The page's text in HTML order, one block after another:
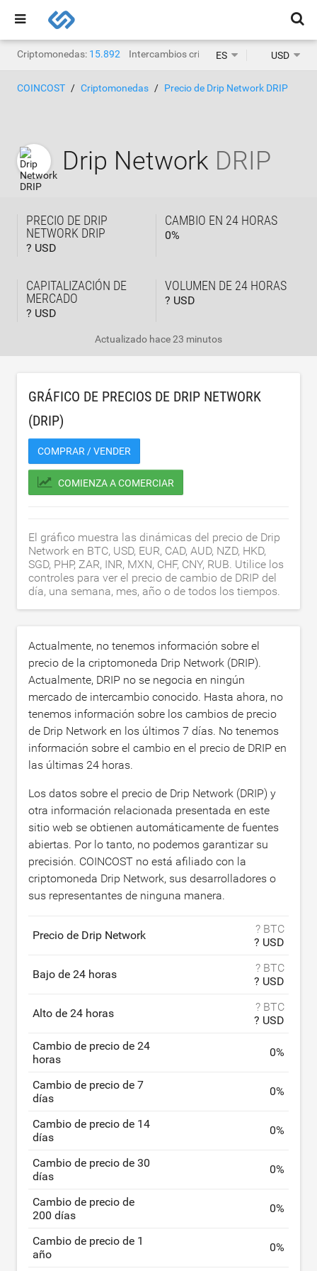
Criptomonedas: 15.892 Intercambios criptográficos: 1468
ES USD
COINCOST Criptomonedas Precio de Drip Network DRIP
Drip Network DRIP
PRECIO DE DRIP
NETWORK DRIP
? USD
CAMBIO EN 24 HORAS
0%
CAPITALIZACIÓN DE
MERCADO
? USD
VOLUMEN DE 24 HORAS
? USD
Actualizado hace 23 minutos
GRÁFICO DE PRECIOS DE DRIP NETWORK
(DRIP)
COMPRAR / VENDER
COMIENZA A COMERCIAR
El gráfico muestra las dinámicas del precio de Drip
Network en BTC, USD, EUR, CAD, AUD, NZD, HKD,
SGD, PHP, ZAR, INR, MXN, CHF, CNY, RUB. Utilice los
controles para ver el precio de cambio de DRIP del
día, una semana, mes, año o de todos los tiempos.
Actualmente, no tenemos información sobre el
precio de la criptomoneda Drip Network (DRIP).
Actualmente, DRIP no se negocia en ningún
mercado de intercambio conocido. Hasta ahora, no
tenemos información sobre los cambios de precio
de Drip Network en los últimos 7 días. No tenemos
información sobre el cambio en el precio de DRIP en
las últimas 24 horas.
Los datos sobre el precio de Drip Network (DRIP) y
otra información relacionada presentada en este
sitio web se obtienen automáticamente de fuentes
abiertas. Por lo tanto, no podemos garantizar su
precisión. COINCOST no está afiliado con la
criptomoneda Drip Network, sus desarrolladores o
sus representantes de ninguna manera.
Precio de Drip Network
? BTC
? USD
Bajo de 24 horas
? BTC
? USD
Alto de 24 horas
? BTC
? USD
Cambio de precio de 24
horas
0%
Cambio de precio de 7
días
0%
Cambio de precio de 14
días
0%
Cambio de precio de 30
días
0%
Cambio de precio de
200 días
0%
Cambio de precio de 1
año
0%